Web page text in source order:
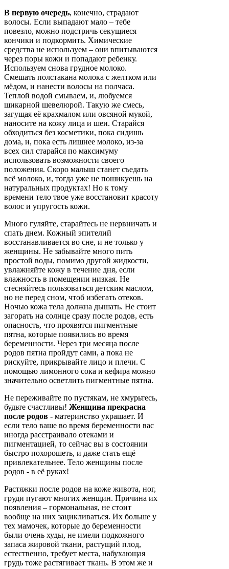
В первую очередь, конечно, страдают
волосы. Если выпадают мало – тебе
повезло, можно подстричь секущиеся
кончики и подкормить. Химические
средства не используем – они впитываются
через поры кожи и попадают ребенку.
Используем снова грудное молоко.
Смешать полстакана молока с желтком или
мёдом, и нанести волосы на полчаса.
Теплой водой смываем, и, любуемся
шикарной шевелюрой. Такую же смесь,
загущая её крахмалом или овсяной мукой,
наносите на кожу лица и шеи. Старайся
обходиться без косметики, пока сидишь
дома, и, пока есть лишнее молоко, из-за
всех сил старайся по максимуму
использовать возможности своего
положения. Скоро малыш станет съедать
всё молоко, и, тогда уже не пошикуешь на
натуральных продуктах! Но к тому
времени тело твое уже восстановит красоту
волос и упругость кожи.
Много гуляйте, старайтесь не нервничать и
спать днем. Кожный эпителий
восстанавливается во сне, и не только у
женщины. Не забывайте много пить
простой воды, помимо другой жидкости,
увлажняйте кожу в течение дня, если
влажность в помещении низкая. Не
стесняйтесь пользоваться детским маслом,
но не перед сном, чтоб избегать отеков.
Ночью кожа тела должна дышать. Не стоит
загорать на солнце сразу после родов, есть
опасность, что проявятся пигментные
пятна, которые появились во время
беременности. Через три месяца после
родов пятна пройдут сами, а пока не
рискуйте, прикрывайте лицо и плечи. С
помощью лимонного сока и кефира можно
значительно осветлить пигментные пятна.
Не переживайте по пустякам, не хмурьтесь,
будьте счастливы! Женщина прекрасна
после родов - материнство украшает. И
если тело ваше во время беременности вас
иногда расстраивало отеками и
пигментацией, то сейчас вы в состоянии
быстро похорошеть, и даже стать ещё
привлекательнее. Тело женщины после
родов - в её руках!
Растяжки после родов на коже живота, ног,
груди пугают многих женщин. Причина их
появления – гормональная, не стоит
вообще на них зацикливаться. Их больше у
тех мамочек, которые до беременности
были очень худы, не имели подкожного
запаса жировой ткани, растущий плод,
естественно, требует места, набухающая
грудь тоже растягивает ткань. В этом же и